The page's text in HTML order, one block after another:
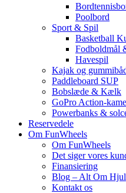
Poolbord
Sport & Spil
Basketball
Fodboldmål
Havespil
Kajak og
Paddleboard SUP
Bobslæde & Kælk
GoPro Action-
Powerbanks &
Reservedele
Om FunWheels
Om FunWheels
Det siger vores
Finansiering
Blog – Alt Om Hjul
Kontakt os